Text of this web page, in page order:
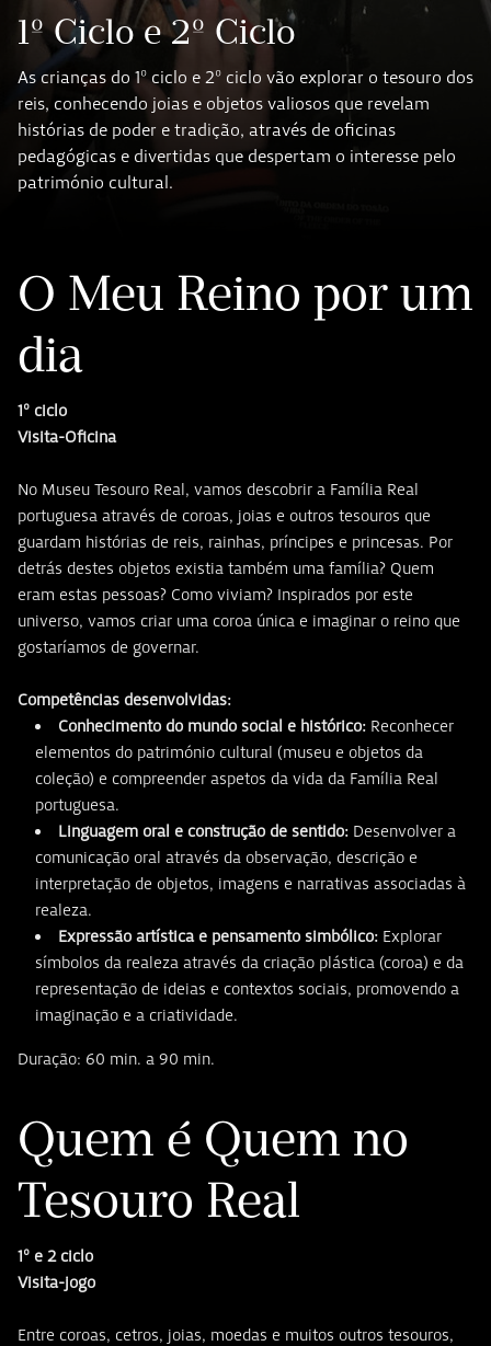
1º Ciclo e 2º Ciclo
As crianças do 1º ciclo e 2º ciclo vão explorar o tesouro dos
reis, conhecendo joias e objetos valiosos que revelam
histórias de poder e tradição, através de oficinas
pedagógicas e divertidas que despertam o interesse pelo
património cultural.
O Meu Reino por um
dia
1º ciclo
Visita-Oficina
No Museu Tesouro Real, vamos descobrir a Família Real
portuguesa através de coroas, joias e outros tesouros que
guardam histórias de reis, rainhas, príncipes e princesas. Por
detrás destes objetos existia também uma família? Quem
eram estas pessoas? Como viviam? Inspirados por este
universo, vamos criar uma coroa única e imaginar o reino que
gostaríamos de governar.
Competências desenvolvidas:
Conhecimento do mundo social e histórico: Reconhecer
elementos do património cultural (museu e objetos da
coleção) e compreender aspetos da vida da Família Real
portuguesa.
Linguagem oral e construção de sentido: Desenvolver a
comunicação oral através da observação, descrição e
interpretação de objetos, imagens e narrativas associadas à
realeza.
Expressão artística e pensamento simbólico: Explorar
símbolos da realeza através da criação plástica (coroa) e da
representação de ideias e contextos sociais, promovendo a
imaginação e a criatividade.
Duração: 60 min. a 90 min.
Quem é Quem no
Tesouro Real
1º e 2 ciclo
Visita-jogo
Entre coroas, cetros, joias, moedas e muitos outros tesouros,